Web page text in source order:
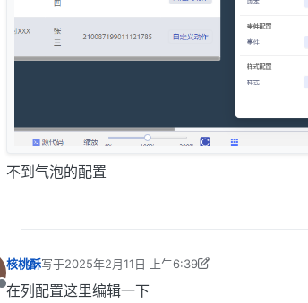
不到气泡的配置
离线
核桃酥写于2025年2月11日 上午6:39
最后由 核桃酥 编辑 2025年2月11日 下午2:39
在列配置这里编辑一下